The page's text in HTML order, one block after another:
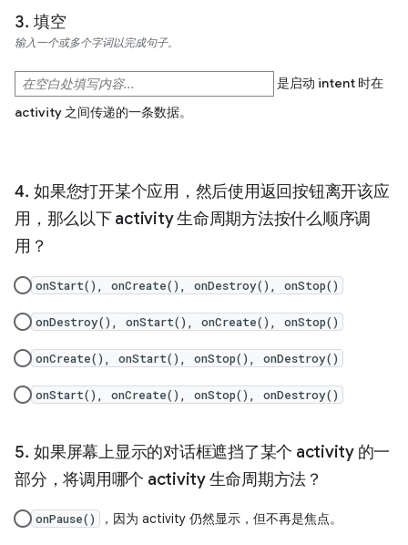
填空
输入一个或多个字词以完成句子。
是启动 intent 时在
activity 之间传递的一条数据。
如果您打开某个应用，然后使用返回按钮离开该应
用，那么以下 activity 生命周期方法按什么顺序调
用？
onStart(), onCreate(), onDestroy(), onStop()
onDestroy(), onStart(), onCreate(), onStop()
onCreate(), onStart(), onStop(), onDestroy()
onStart(), onCreate(), onStop(), onDestroy()
如果屏幕上显示的对话框遮挡了某个 activity 的一
部分，将调用哪个 activity 生命周期方法？
onPause() ，因为 activity 仍然显示，但不再是焦点。